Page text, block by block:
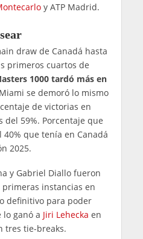
y ATP Madrid.
draw de Canadá hasta
primeros cuartos de
1000 tardó más en
se demoró lo mismo
de victorias en
del 59%. Porcentaje que
que tenía en Canadá
2025.
y Gabriel Diallo fueron
instancias en
definitivo para poder
lo ganó a Jiri Lehecka en
tres tie-breaks.